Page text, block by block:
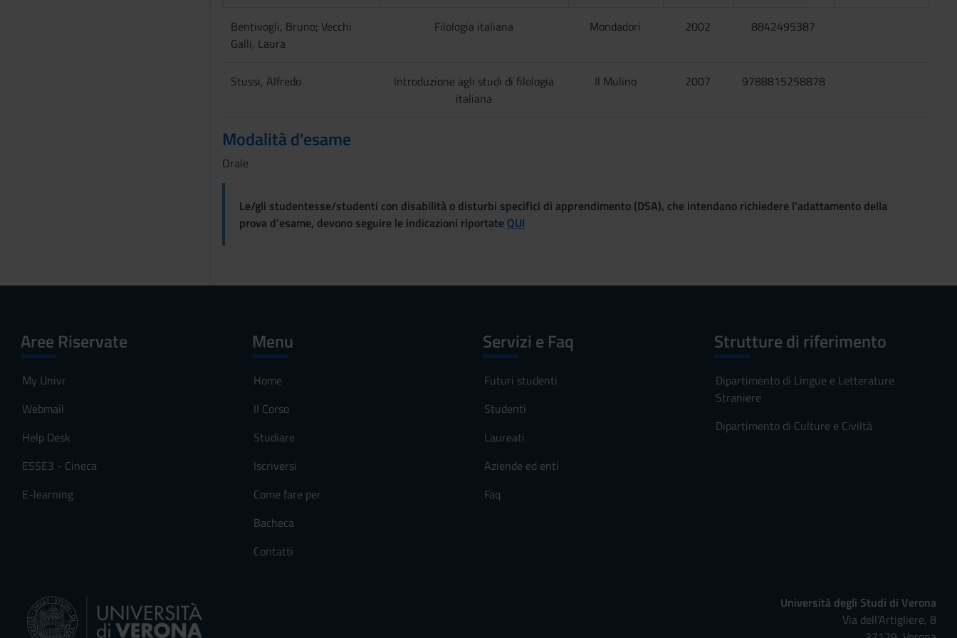
Bentivogli, Bruno; Vecchi
Galli, Laura
Filologia italiana Mondadori 2002 8842495387
Stussi, Alfredo
Introduzione agli studi di filologia
italiana
Il Mulino 2007 9788815258878
Modalità d'esame
Orale
Le/gli studentesse/studenti con disabilità o disturbi specifici di apprendimento (DSA), che intendano richiedere l'adattamento della
prova d'esame, devono seguire le indicazioni riportate QUI
Aree Riservate
My Univr
Webmail
Help Desk
ESSE3 - Cineca
E-learning
Menu
Home
Il Corso
Studiare
Iscriversi
Come fare per
Bacheca
Contatti
Servizi e Faq
Futuri studenti
Studenti
Laureati
Aziende ed enti
Faq
Strutture di riferimento
Dipartimento di Lingue e Letterature
Straniere
Dipartimento di Culture e Civiltà
Università degli Studi di Verona
Via dell'Artigliere, 8